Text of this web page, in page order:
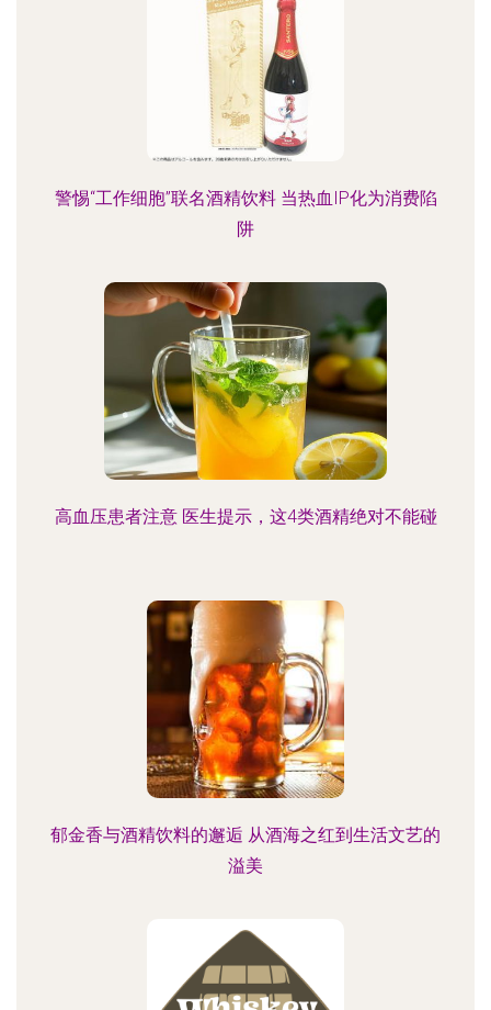
警惕“工作细胞”联名酒精饮料 当热血IP化为消费陷
阱
高血压患者注意 医生提示，这4类酒精绝对不能碰
郁金香与酒精饮料的邂逅 从酒海之红到生活文艺的
溢美